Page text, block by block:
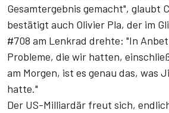
Gesamtergebnis gemacht", glaubt
bestätigt auch Olivier Pla, der im
#708 am Lenkrad drehte: "In
Probleme, die wir hatten,
am Morgen, ist es genau das, was
hatte."
Der US-Milliardär freut sich,